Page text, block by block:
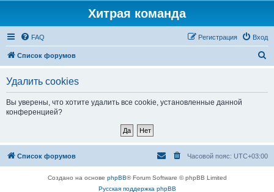
Хитрая команда
FAQ Вход
Регистрация
Список форумов
Удалить cookies
Вы уверены, что хотите удалить все cookie, установленные данной
конференцией?
Список форумов Часовой пояс: UTC+03:00
Создано на основе phpBB® Forum Software © phpBB Limited
Русская поддержка phpBB